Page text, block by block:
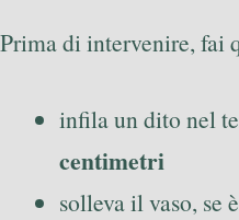
Prima di intervenire, fai
infila un dito nel
centimetri
solleva il vaso, se